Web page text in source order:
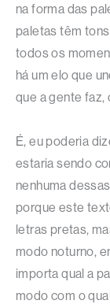
na forma das
paletas têm
todos os
há um elo que
que a gente faz,
É, eu poderia
estaria sendo
nenhuma
porque este
letras pretas,
modo noturno,
importa qual a
modo com o